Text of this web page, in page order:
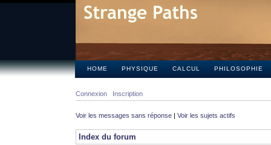
HOME PHYSIQUE CALCUL PHILOSOPHIE
Connexion Inscription
Voir les messages sans réponse | Voir les sujets actifs
Index du forum